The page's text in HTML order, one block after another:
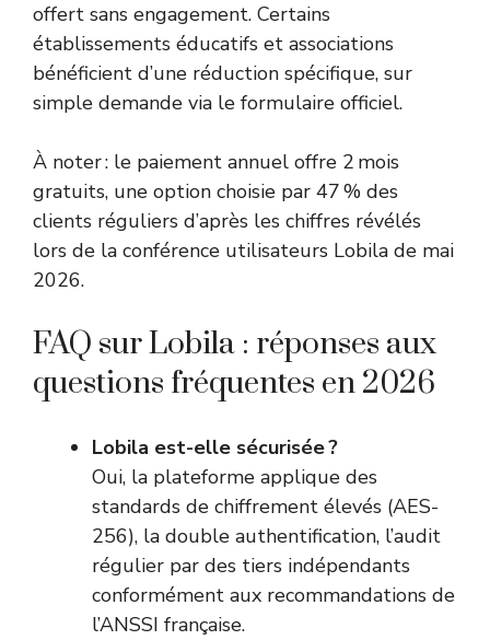
offert sans engagement. Certains
établissements éducatifs et associations
bénéficient d’une réduction spécifique, sur
simple demande via le formulaire officiel.
À noter : le paiement annuel offre 2 mois
gratuits, une option choisie par 47 % des
clients réguliers d’après les chiffres révélés
lors de la conférence utilisateurs Lobila de mai
2026.
FAQ sur Lobila : réponses aux
questions fréquentes en 2026
Lobila est-elle sécurisée ?
Oui, la plateforme applique des
standards de chiffrement élevés (AES-
256), la double authentification, l’audit
régulier par des tiers indépendants
conformément aux recommandations de
l’ANSSI française.